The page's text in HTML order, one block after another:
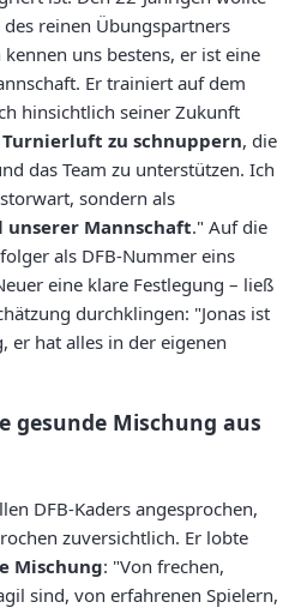
reinen Übungspartners
uns bestens, er ist eine
Er trainiert auf dem
hinsichtlich seiner Zukunft
Turnierluft zu schnuppern, die
das Team zu unterstützen. Ich
sondern als
Mannschaft." Auf die
als DFB-Nummer eins
eine klare Festlegung – ließ
durchklingen: "Jonas ist
er hat alles in der eigenen
gesunde Mischung aus
DFB-Kaders angesprochen,
zuversichtlich. Er lobte
Mischung: "Von frechen,
sind, von erfahrenen Spielern,